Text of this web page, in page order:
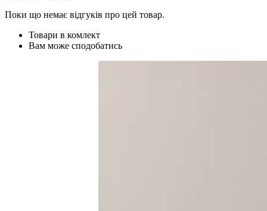
Поки що немає відгуків про цей товар.
Товари в комлект
Вам може сподобатись